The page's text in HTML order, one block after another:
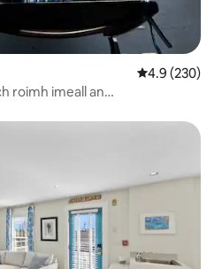
Meánrátáil
4.9 (230)
roimh imeall an